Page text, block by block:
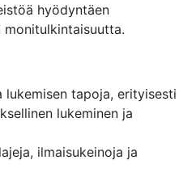
hyödyntäen
monitulkintaisuutta.
lukemisen tapoja, erityisesti
lukeminen ja
ilmaisukeinoja ja